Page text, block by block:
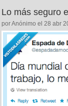
Lo más seguro
por Anónimo el 28 abr